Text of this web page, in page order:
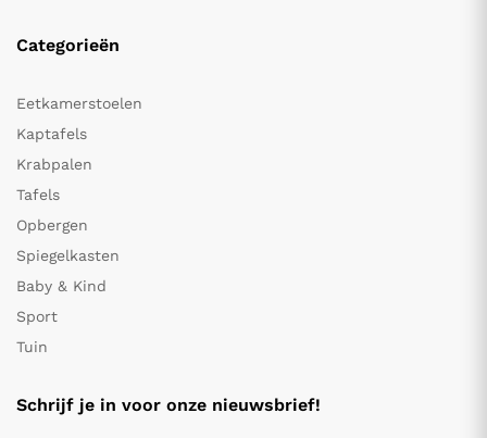
Categorieën
Eetkamerstoelen
Kaptafels
Krabpalen
Tafels
Opbergen
Spiegelkasten
Baby & Kind
Sport
Tuin
Schrijf je in voor onze nieuwsbrief!